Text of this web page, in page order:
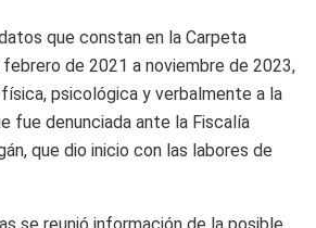
que constan en la Carpeta
de 2021 a noviembre de 2023,
psicológica y verbalmente a la
fue denunciada ante la Fiscalía
que dio inicio con las labores de